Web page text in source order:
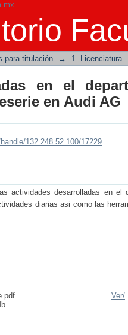
en el
para titulación → 1. Licenciatura
en el
en Audi AG
132.248.52.100/17229
actividades desarrolladas en el
diarias asi como las
Ver/